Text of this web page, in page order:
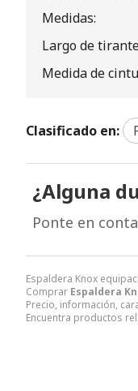
Espaldera Knox
Comprar Espaldera
Precio, información,
Encuentra productos
Medidas:
Largo de
Medida de
Clasificado en:
¿Alguna
Ponte en